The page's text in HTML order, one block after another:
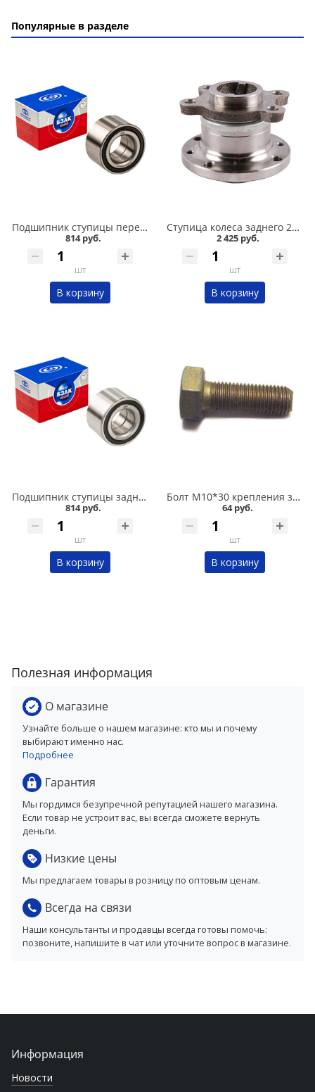
Популярные в разделе
Подшипник ступицы передний 2108-015, БЗАК в Омске
814 руб.
шт
В корзину
Ступица колеса заднего 2108 в сборе в Омске
2 425 руб.
шт
В корзину
Подшипник ступицы задний 2108-015,11180, БЗАК в Омске
814 руб.
шт
В корзину
Болт М10*30 крепления задней ступицы 2108 в Омске
64 руб.
шт
В корзину
Полезная информация
О магазине
Узнайте больше о нашем магазине: кто мы и почему
выбирают именно нас.
Подробнее
Гарантия
Мы гордимся безупречной репутацией нашего магазина.
Если товар не устроит вас, вы всегда сможете вернуть
деньги.
Низкие цены
Мы предлагаем товары в розницу по оптовым ценам.
Всегда на связи
Наши консультанты и продавцы всегда готовы помочь:
позвоните, напишите в чат или уточните вопрос в магазине.
Информация
Новости